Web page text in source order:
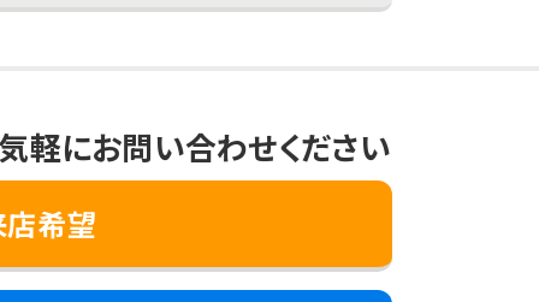
軽にお問い合わせください
店希望